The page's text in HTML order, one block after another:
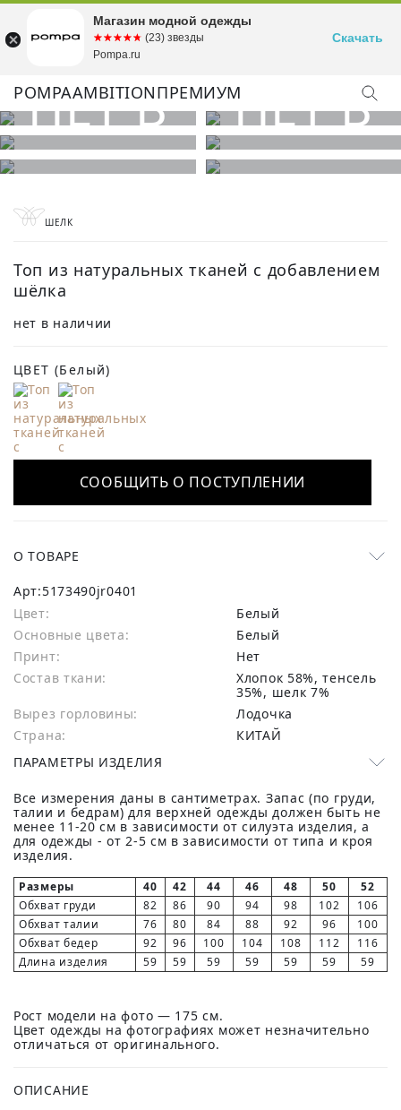
POMPAAMBITIONПРЕМИУМ
КУПИТЬ ОБРАЗ
ШЕЛК
Топ из натуральных тканей с добавлением
шёлка
нет в наличии
ЦВЕТ (Белый)
СООБЩИТЬ О ПОСТУПЛЕНИИ
О ТОВАРЕ
Арт:5173490jr0401
Цвет:
Белый
Основные цвета:
белый
Принт:
Нет
Состав ткани:
хлопок 58%, тенсель
35%, шелк 7%
Вырез горловины:
Лодочка
Страна:
КИТАЙ
ПАРАМЕТРЫ ИЗДЕЛИЯ
Все измерения даны в сантиметрах. Запас (по груди,
талии и бедрам) для верхней одежды должен быть не
менее 11-20 см в зависимости от силуэта изделия, а
для одежды - от 2-5 см в зависимости от типа и кроя
изделия.
Размеры 40 42 44 46 48 50
52
Обхват груди
82 86 90 94 98 102
106
Обхват талии
76 80 84 88 92 96
100
Обхват бедер
92 96 100 104 108 112
116
Длина изделия
59 59 59 59 59 59 59
Рост модели на фото — 175 см.
Цвет одежды на фотографиях может незначительно
отличаться от оригинального.
ОПИСАНИЕ
Магазин модной одежды
☆☆☆☆☆
★★★★★ (23) звезды
Pompa.ru
Скачать